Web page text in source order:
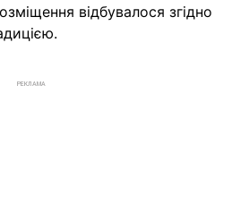
відбувалося згідно
РЕКЛАМА